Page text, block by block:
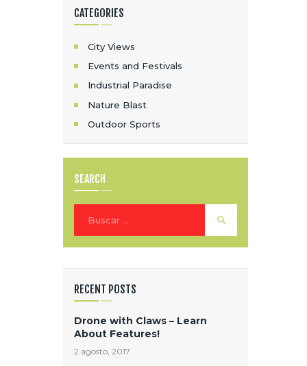
CATEGORIES
City Views
Events and Festivals
Industrial Paradise
Nature Blast
Outdoor Sports
SEARCH
RECENT POSTS
Drone with Claws – Learn
About Features!
2 agosto, 2017